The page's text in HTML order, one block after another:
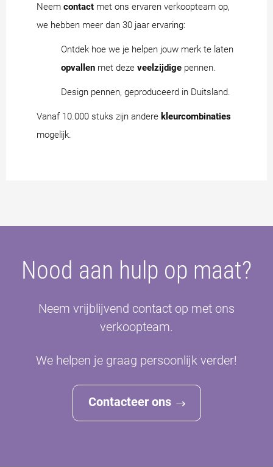
Neem contact met ons ervaren verkoopteam op,
we hebben meer dan 30 jaar ervaring:
Ontdek hoe we je helpen jouw merk te laten
opvallen met deze veelzijdige pennen.
Design pennen, geproduceerd in Duitsland.
Vanaf 10.000 stuks zijn andere kleurcombinaties
mogelijk.
Nood aan hulp op maat?
Neem vrijblijvend contact op met ons
verkoopteam.
We helpen je graag persoonlijk verder!
Contacteer ons